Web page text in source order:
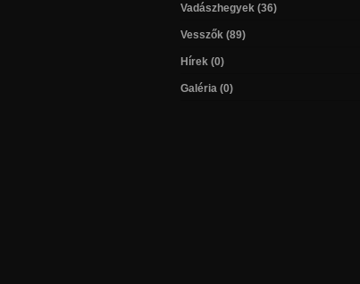
Vadászhegyek (36)
Vesszők (89)
Hírek (0)
Galéria (0)